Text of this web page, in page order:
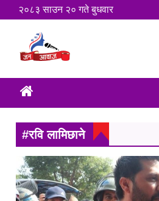
२०८३ साउन २० गते बुधवार
#रवि लामिछाने